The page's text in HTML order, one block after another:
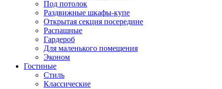
Под потолок
Раздвижные шкафы-купе
Открытая секция посередине
Распашные
Гардероб
Для маленького помещения
Эконом
Гостиные
Стиль
Классические